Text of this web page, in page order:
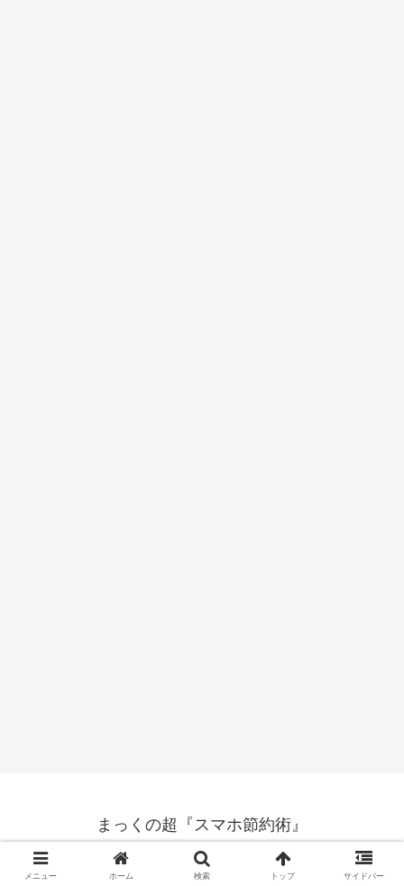
まっくの超『スマホ節約術』
ホームページ
プライバシーポリシー
免責事項
お問い合わせフォーム
メニュー ホーム 検索 トップ サイドバー